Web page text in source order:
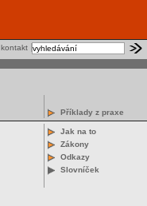
kontakt
Příklady z praxe
Jak na to
Zákony
Odkazy
Slovníček